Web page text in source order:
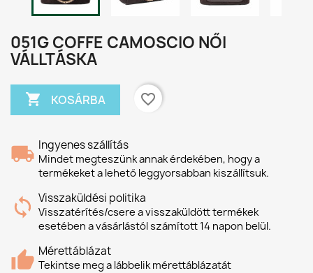
051G COFFE CAMOSCIO NŐI
VÁLLTÁSKA
 KOSÁRBA favorite_border
Ingyenes szállítás
Mindet megteszünk annak érdekében, hogy a
termékeket a lehető leggyorsabban kiszállítsuk.
Visszaküldési politika
Visszatérítés/csere a visszaküldött termékek
esetében a vásárlástól számított 14 napon belül.
Mérettáblázat
Tekintse meg a lábbelik mérettáblázatát